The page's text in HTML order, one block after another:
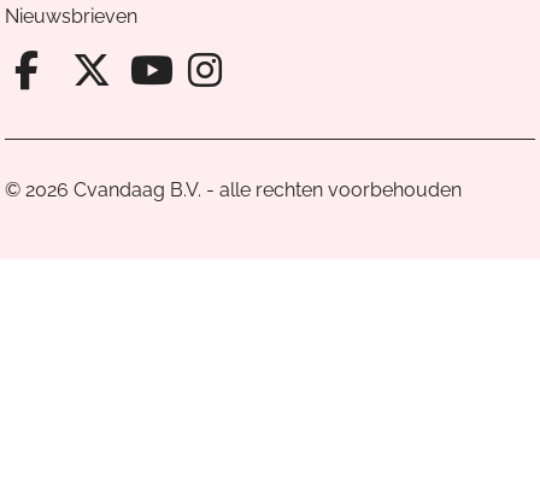
Nieuwsbrieven
Facebook van Cvandaag
X van Cvandaag
Instagram van
© 2026 Cvandaag B.V. - alle rechten voorbehouden